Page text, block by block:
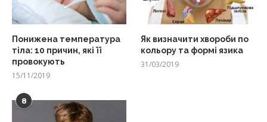
Понижена температура
тіла: 10 причин, які її
провокують
15/11/2019
Як визначити хвороби по
кольору та формі язика
31/03/2019
8